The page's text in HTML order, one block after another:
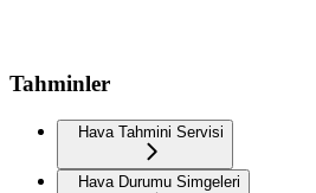
Tahminler
Hava Tahmini Servisi
Hava Durumu Simgeleri